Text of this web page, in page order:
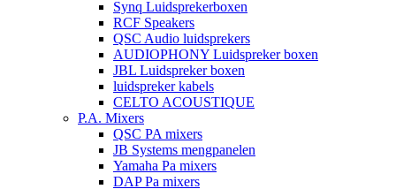
Synq Luidsprekerboxen
RCF Speakers
QSC Audio luidsprekers
AUDIOPHONY Luidspreker boxen
JBL Luidspreker boxen
luidspreker kabels
CELTO ACOUSTIQUE
P.A. Mixers
QSC PA mixers
JB Systems mengpanelen
Yamaha Pa mixers
DAP Pa mixers